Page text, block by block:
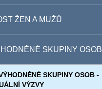
ŽEN A MUŽŮ
SKUPINY OSOB
SKUPINY OSOB -
VÝZVY